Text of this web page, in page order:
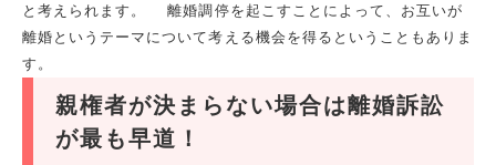
と考えられます。 離婚調停を起こすことによって、お互いが
離婚というテーマについて考える機会を得るということもありま
す。
親権者が決まらない場合は離婚訴訟
が最も早道！